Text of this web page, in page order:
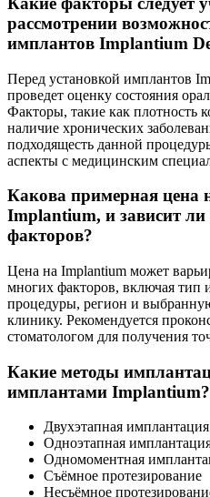
рассмотрении
имплантов Implantium
Перед установкой имплантов
проведет оценку состояния
Факторы, такие как плотность
наличие хронических
подходящесть данной
аспекты с медицинским
Какова примерная цена
Implantium, и зависит
факторов?
Цена на Implantium может
многих факторов, включая тип
процедуры, регион и
клинику. Рекомендуется
стоматологом для получения
Какие методы
имплантами Implantium?
Двухэтапная имплантация
Одноэтапная
Одномоментная
Съёмное протезирование
Несъёмное